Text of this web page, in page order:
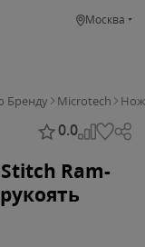
Москва
Бренду Microtech Нож
0.0
Ram-